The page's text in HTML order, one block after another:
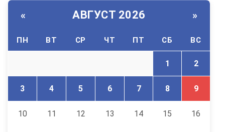
« АВГУСТ 2026 »
ПН ВТ СР ЧТ ПТ СБ ВС
1 2
3 4 5 6 7 8 9
10 11 12 13 14 15 16